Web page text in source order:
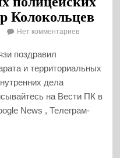
Колокольцев
Нет комментариев
поздравил
и территориальных
дела
на Вести ПК в
News , Телеграм-